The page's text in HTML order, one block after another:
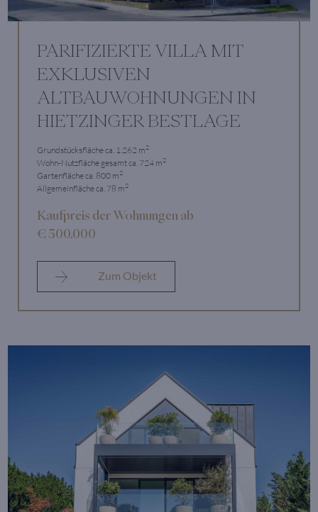
PARIFIZIERTE VILLA MIT
EXKLUSIVEN
ALTBAUWOHNUNGEN IN
HIETZINGER BESTLAGE
Grundstücksfläche ca. 1.262 m2
Wohn-Nutzfläche gesamt ca. 724 m2
Gartenfläche ca. 800 m2
Allgemeinfläche ca. 78 m2
Kaufpreis der Wohnungen ab
€ 500.000
Zum Objekt